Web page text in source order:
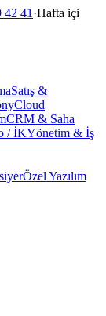
42 41 ·Hafta içi
Satış &
CRM & Saha
/ İKYönetim & İş
Özel Yazılım